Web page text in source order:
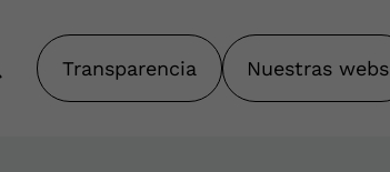
Transparencia Nuestras webs